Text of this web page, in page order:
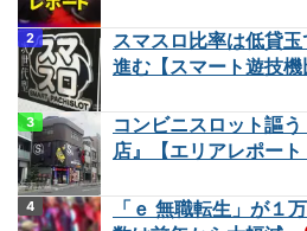
スマスロ比率は低貸
進む【スマート遊技
コンビニスロット謳
店』【エリアレポー
「ｅ 無職転生」が１